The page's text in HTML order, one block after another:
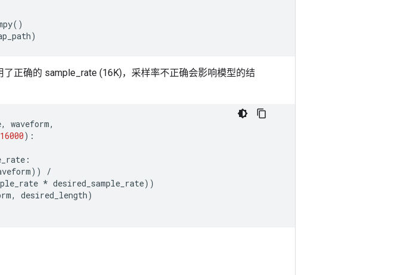
()
)
正确的 sample_rate (16K)，采样率不正确会影响模型的结
, waveform,
16000):
:
))
/
* desired_sample_rate))
, desired_length)